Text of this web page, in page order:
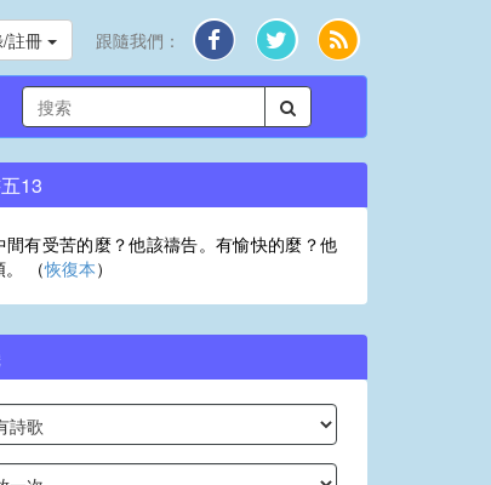
註冊 跟隨我們：
13
間有受苦的麼？他該禱告。有愉快的麼？他
。 （恢復本）